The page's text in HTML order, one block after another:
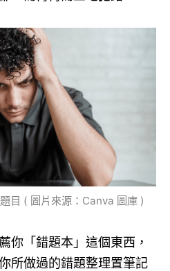
目 ( 圖片來源：Canva 圖庫 )
你「錯題本」這個東西，
所做過的錯題整理置筆記